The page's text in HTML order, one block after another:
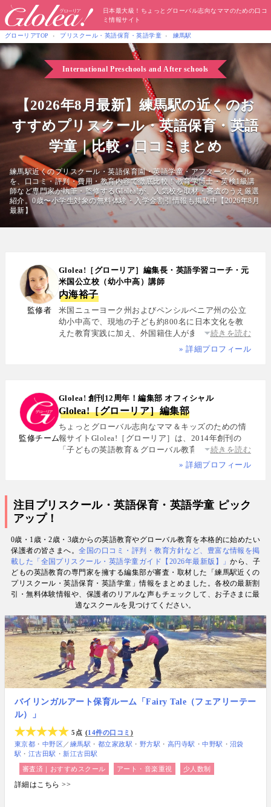
日本最大級！ちょっとグローバル志向なママのための口コ
ミ情報サイト
グローリアTOP プリスクール・英語保育・英語学童 練馬駅
International Preschools and After schools
【2026年8月最新】練馬駅の近くのお
すすめプリスクール・英語保育・英語
学童｜比較・口コミまとめ
練馬駅近くのプリスクール・英語保育園・英語学童・アフタースクール
を、口コミ・評判・費用・教育内容で徹底比較！教育学博士・英検1級講
師など専門家が執筆・監修するGlolea!が、人気校を取材・審査のうえ厳選
紹介。0歳〜小学生対象の無料体験・入学金割引情報も掲載中【2026年8月
最新】
監修者
Glolea!［グローリア］編集長・英語学習コーチ・元
米国公立校（幼小中高）講師
内海裕子
米国ニューヨーク州およびペンシルベニア州の公立
幼小中高で、現地の子ども約800名に日本文化を教
えた教育実践に加え、外国籍住人が多数を占める多
国籍シェアハウスで約5年間生活し、リアルな多文化
スペイン語・中国語・日本語の4言語を駆使し、世界
中の女性や母親と対話・取材を継続. 親子留学、バイ
リンガル育児、おうち英語、子どもオンライン英会
話に関する実体験に基づく信頼性の高い情報を発信
している. 著書に『子育てツイッター入門』ほか、日
経、AERA、NewsPicksなどでの寄稿・監修実績多数
続きを読む
» 詳細プロフィール
監修チーム
Glolea! 創刊12周年！編集部 オフィシャル
Glolea!［グローリア］編集部
ちょっとグローバル志向なママ＆キッズのための情
報サイトGlolea!［グローリア］は、2014年創刊の
「子どもの英語教育＆グローバル教育」に特化した
専門メディア. 英語にはじめて触れるお子様から帰国
800名にグローバル教育を実践した英語学習コーチ.
で子育て中のワーキングママなど多様な専門家が多
数. 日経・AERA with kids・AERA・NewsPicks等の
情報提供・寄稿・監修実績も豊富な“世界と子どもの
未来をつなぐ情報ハブ”です。
続きを読む
» 詳細プロフィール
注目プリスクール・英語保育・英語学童 ピック
アップ！
0歳・1歳・2歳・3歳からの英語教育やグローバル教育を本格的に始めたい
保護者の皆さまへ。全国の口コミ・評判・教育方針など、豊富な情報を掲
載した「全国プリスクール・英語学童ガイド【2026年最新版】」から、子
どもの英語教育の専門家を擁する編集部が審査・取材した「練馬駅近くの
プリスクール・英語保育・英語学童」情報をまとめました。各校の最新割
引・無料体験情報や、保護者のリアルな声もチェックして、お子さまに最
適なスクールを見つけてください。
バイリンガルアート保育ルーム「Fairy Tale（フェアリーテー
ル）」
5点
14件の口コミ
東京都
中野区 ／ 練馬駅 都立家政駅 野方駅 高円寺駅 中野駅
沼袋
駅
江古田駅 新江古田駅
審査済｜おすすめスクール アート・音楽重視 少人数制
詳細はこちら >>